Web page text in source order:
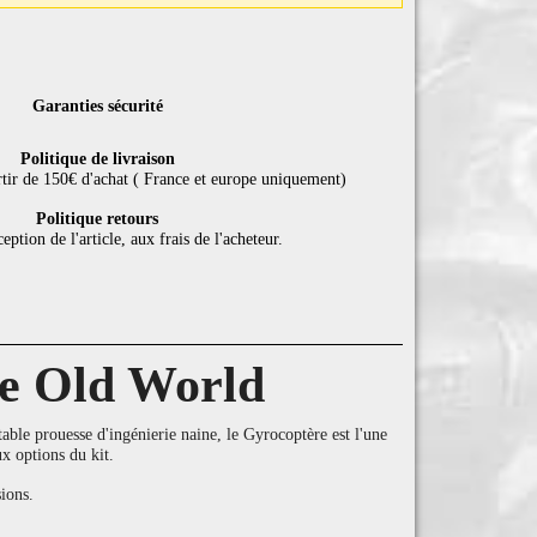
Garanties sécurité
Politique de livraison
de 150€ d'achat ( France et europe uniquement)
Politique retours
de l'article, aux frais de l'acheteur.
Old World
prouesse d'ingénierie naine, le Gyrocoptère est l'une
options du kit.